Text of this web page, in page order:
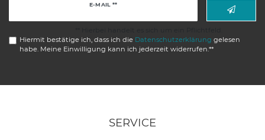
E-MAIL **
Hiermit bestätige ich, dass ich die Daten­schutz­erklärung gelesen
habe. Meine Einwilligung kann ich jederzeit widerrufen.**
SERVICE